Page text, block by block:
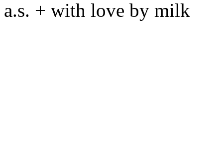
a.s. + with love by milk